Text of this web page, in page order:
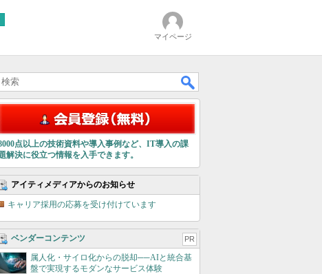
マイページ
点以上の技術資料や導入事例など、IT導入の課
解決に役立つ情報を入手できます。
アイティメディアからのお知らせ
キャリア採用の応募を受け付けています
ベンダーコンテンツ PR
属人化・サイロ化からの脱却──AIと統合基
盤で実現するモダンなサービス体験